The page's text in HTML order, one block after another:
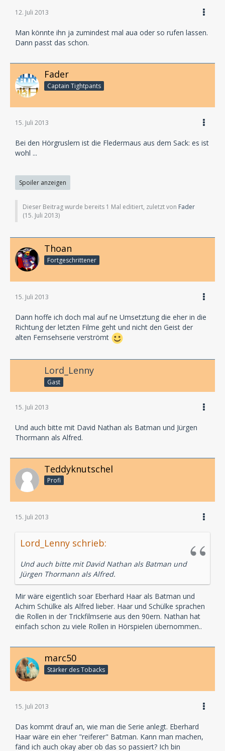
12. Juli 2013
Man könnte ihn ja zumindest mal aua oder so rufen lassen.
Dann passt das schon.
Fader
Captain Tightpants
15. Juli 2013
Bei den Hörgruslern ist die Fledermaus aus dem Sack: es ist
wohl ...
Spoiler anzeigen
Dieser Beitrag wurde bereits 1 Mal editiert, zuletzt von Fader
(15. Juli 2013)
Thoan
Fortgeschrittener
15. Juli 2013
Dann hoffe ich doch mal auf ne Umsetztung die eher in die
Richtung der letzten Filme geht und nicht den Geist der
alten Fernsehserie verströmt
Lord_Lenny
Gast
15. Juli 2013
Und auch bitte mit David Nathan als Batman und Jürgen
Thormann als Alfred.
Teddyknutschel
Profi
15. Juli 2013
Lord_Lenny schrieb:
Und auch bitte mit David Nathan als Batman und
Jürgen Thormann als Alfred.
Mir wäre eigentlich soar Eberhard Haar als Batman und
Achim Schülke als Alfred lieber. Haar und Schülke sprachen
die Rollen in der Trickfilmserie aus den 90ern. Nathan hat
einfach schon zu viele Rollen in Hörspielen übernommen..
marc50
Stärker des Tobacks
15. Juli 2013
Das kommt drauf an, wie man die Serie anlegt. Eberhard
Haar wäre ein eher "reiferer" Batman. Kann man machen,
fänd ich auch okay aber ob das so passiert? Ich bin